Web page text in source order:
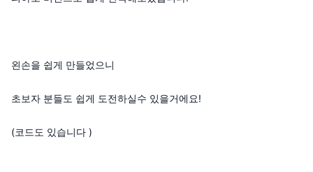
왼손을 쉽게 만들었으니
초보자 분들도 쉽게 도전하실수 있을거에요!
(코드도 있습니다 )